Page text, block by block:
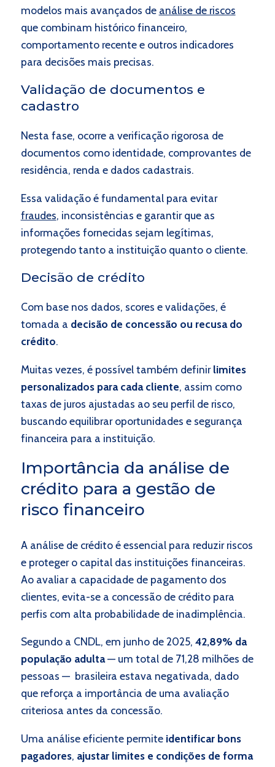
modelos mais avançados de análise de riscos
que combinam histórico financeiro,
comportamento recente e outros indicadores
para decisões mais precisas.
Validação de documentos e
cadastro
Nesta fase, ocorre a verificação rigorosa de
documentos como identidade, comprovantes de
residência, renda e dados cadastrais.
Essa validação é fundamental para evitar
fraudes, inconsistências e garantir que as
informações fornecidas sejam legítimas,
protegendo tanto a instituição quanto o cliente.
Decisão de crédito
Com base nos dados, scores e validações, é
tomada a decisão de concessão ou recusa do
crédito.
Muitas vezes, é possível também definirlimites
personalizados para cada cliente, assim como
taxas de juros ajustadas ao seu perfil de risco,
buscando equilibrar oportunidades e segurança
financeira para a instituição.
Importância da análise de
crédito para a gestão de
risco financeiro
A análise de crédito é essencial para reduzir riscos
e proteger o capital das instituições financeiras.
Ao avaliar a capacidade de pagamento dos
clientes, evita-se a concessão de crédito para
perfis com alta probabilidade de inadimplência.
Segundo a CNDL, em junho de 2025, 42,89% da
população adulta— um total de 71,28 milhões de
pessoas — brasileira estava negativada, dado
que reforça a importância de uma avaliação
criteriosa antes da concessão.
Uma análise eficiente permite identificar bons
pagadores, ajustar limites e condições de forma